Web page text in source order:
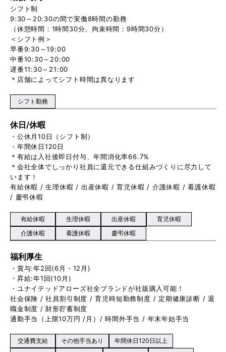
シフト制
9:30～20:30の間で実働8時間の勤務
（休憩時間：1時間30分、拘束時間：9時間30分）
＜シフト例＞
早番9:30～19:00
中番10:30～20:00
遅番11:30～21:00
＊店舗によってシフト時間は異なります
シフト勤務
休日/休暇
・公休月10日（シフト制）
・年間休日120日
＊有給は入社後即日付与、年間消化率66.7%
＊会社全体でしっかり社員に還元できる仕組みづくりに尽力して
います！
有給休暇 / 生理休暇 / 出産休暇 / 育児休暇 / 介護休暇 / 看護休暇
/ 慶弔休暇
有給休暇 生理休暇 出産休暇
育児休暇
介護休暇
看護休暇 慶弔休暇
福利厚生
・賞与:年2回(6月・12月)
・昇給:年1回(10月)
・ユナイテッドアローズ社全ブランドが社販購入可能！
社会保険 / 社員割引制度 / 育児時短勤務制度 / 定期健康診断 / 退
職金制度 / 財形貯蓄制度
通勤手当（上限10万円 /月）/ 時間外手当 / 年末年始手当
交通費支給 その他手当あり
年間休日120日以上